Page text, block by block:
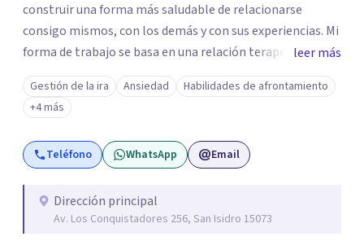
construir una forma más saludable de relacionarse
consigo mismos, con los demás y con sus experiencias. Mi
forma de trabajo se basa en una relación terapéutica
cercana, genuina y respetuosa, donde puedas expresarte
con libertad, sin juicios y a tu propio ritmo.
leer más
Gestión de la ira Ansiedad
Habilidades de afrontamiento
+4 más
Teléfono WhatsApp Email
Dirección principal
Av. Los Conquistadores 256, San Isidro 15073